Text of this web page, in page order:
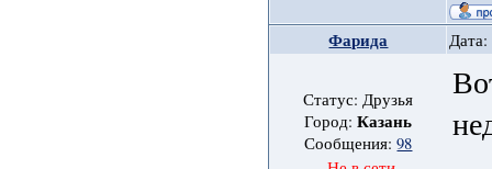
Фарида
Статус: Друзья
Город:Казань
Сообщения:98